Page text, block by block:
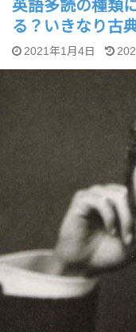
英語多読の種類
る？いきなり古
2021年1月4日